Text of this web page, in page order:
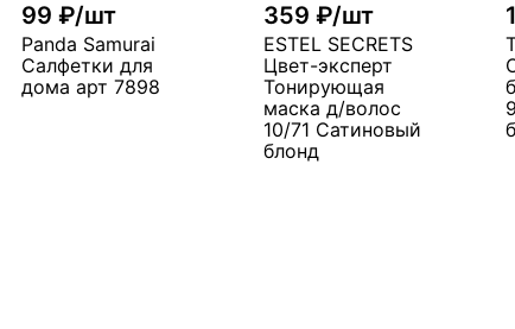
99 ₽/шт
Panda Samurai
Салфетки для
дома арт 7898
359 ₽/шт
ESTEL SECRETS
Цвет-эксперт
Тонирующая
маска д/волос
10/71 Сатиновый
блонд